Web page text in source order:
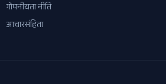
गोपनीयता नीति
आचारसंहिता